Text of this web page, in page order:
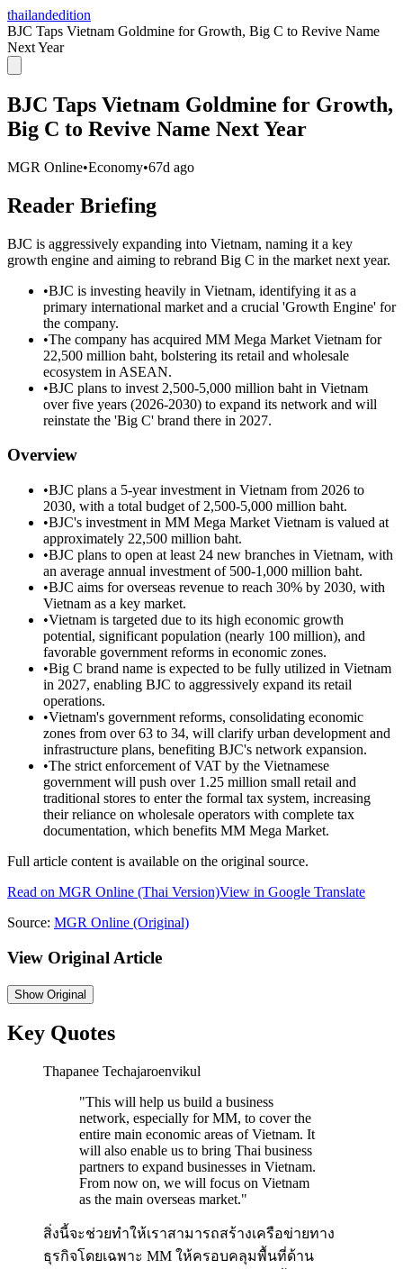
thailandedition
BJC Taps Vietnam Goldmine for Growth, Big C to Revive Name
Next Year
BJC Taps Vietnam Goldmine for Growth,
Big C to Revive Name Next Year
MGR Online•Economy•67d ago
Reader Briefing
BJC is aggressively expanding into Vietnam, naming it a key
growth engine and aiming to rebrand Big C in the market next year.
•BJC is investing heavily in Vietnam, identifying it as a
primary international market and a crucial 'Growth Engine' for
the company.
•The company has acquired MM Mega Market Vietnam for
22,500 million baht, bolstering its retail and wholesale
ecosystem in ASEAN.
•BJC plans to invest 2,500-5,000 million baht in Vietnam
over five years (2026-2030) to expand its network and will
reinstate the 'Big C' brand there in 2027.
Overview
•BJC plans a 5-year investment in Vietnam from 2026 to
2030, with a total budget of 2,500-5,000 million baht.
•BJC's investment in MM Mega Market Vietnam is valued at
approximately 22,500 million baht.
•BJC plans to open at least 24 new branches in Vietnam, with
an average annual investment of 500-1,000 million baht.
•BJC aims for overseas revenue to reach 30% by 2030, with
Vietnam as a key market.
•Vietnam is targeted due to its high economic growth
potential, significant population (nearly 100 million), and
favorable government reforms in economic zones.
•Big C brand name is expected to be fully utilized in Vietnam
in 2027, enabling BJC to aggressively expand its retail
operations.
•Vietnam's government reforms, consolidating economic
zones from over 63 to 34, will clarify urban development and
infrastructure plans, benefiting BJC's network expansion.
•The strict enforcement of VAT by the Vietnamese
government will push over 1.25 million small retail and
traditional stores to enter the formal tax system, increasing
their reliance on wholesale operators with complete tax
documentation, which benefits MM Mega Market.
Full article content is available on the original source.
Read on MGR Online (Thai Version)View in Google Translate
Source: MGR Online (Original)
View Original Article
ShowOriginal
Key Quotes
Thapanee Techajaroenvikul
"This will help us build a business
network, especially for MM, to cover the
entire main economic areas of Vietnam. It
will also enable us to bring Thai business
partners to expand businesses in Vietnam.
From now on, we will focus on Vietnam
as the main overseas market."
สิ่งนี้จะช่วยทำให้เราสามารถสร้างเครือข่ายทาง
ธุรกิจโดยเฉพาะ MM ให้ครอบคลุมพื้นที่ด้าน